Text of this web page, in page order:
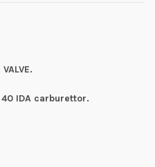
IDA carburettor.